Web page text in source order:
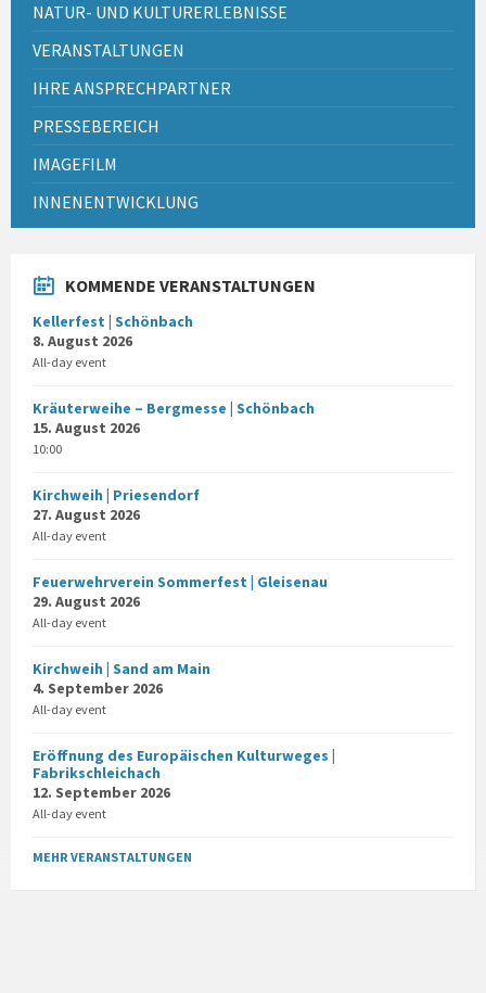
NATUR- UND KULTURERLEBNISSE
VERANSTALTUNGEN
IHRE ANSPRECHPARTNER
PRESSEBEREICH
IMAGEFILM
INNENENTWICKLUNG
KOMMENDE VERANSTALTUNGEN
Kellerfest | Schönbach
8. August 2026
All-day event
Kräuterweihe – Bergmesse | Schönbach
15. August 2026
10:00
Kirchweih | Priesendorf
27. August 2026
All-day event
Feuerwehrverein Sommerfest | Gleisenau
29. August 2026
All-day event
Kirchweih | Sand am Main
4. September 2026
All-day event
Eröffnung des Europäischen Kulturweges |
Fabrikschleichach
12. September 2026
All-day event
MEHR VERANSTALTUNGEN